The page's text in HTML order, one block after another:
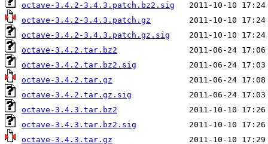
octave-3.4.2-3.4.3.patch.bz2.sig
octave-3.4.2-3.4.3.patch.gz
octave-3.4.2-3.4.3.patch.gz.sig
octave-3.4.2.tar.bz2
octave-3.4.2.tar.bz2.sig
octave-3.4.2.tar.gz
octave-3.4.2.tar.gz.sig
octave-3.4.3.tar.bz2
octave-3.4.3.tar.bz2.sig
octave-3.4.3.tar.gz